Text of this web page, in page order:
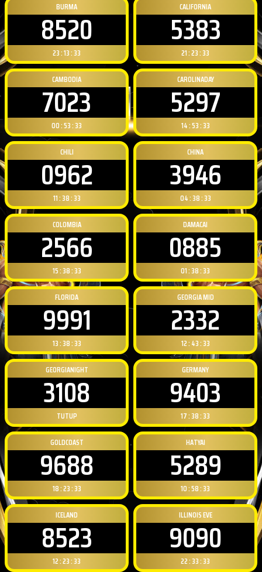
BURMA
8520
23 : 13 : 32
CALIFORNIA
5383
21 : 23 : 32
CAMBODIA
7023
00 : 53 : 32
CAROLINADAY
5297
14 : 53 : 32
CHILI
0962
11 : 38 : 32
CHINA
3946
04 : 38 : 32
COLOMBIA
2566
15 : 38 : 32
DAMACAI
0885
01 : 38 : 32
FLORIDA
9991
13 : 38 : 32
GEORGIA MID
2332
12 : 43 : 32
GEORGIANIGHT
3108
TUTUP
GERMANY
9403
17 : 38 : 32
GOLDCOAST
9688
18 : 23 : 32
HATYAI
5289
10 : 58 : 32
ICELAND
8523
12 : 23 : 32
ILLINOIS EVE
9090
22 : 33 : 32